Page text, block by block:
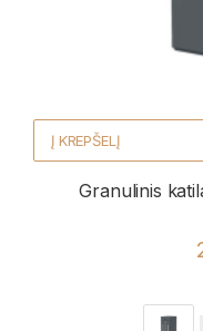
Į KREPŠELĮ
Granulinis